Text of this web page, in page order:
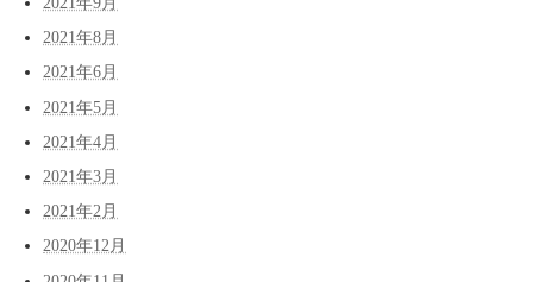
2021年8月
2021年6月
2021年5月
2021年4月
2021年3月
2021年2月
2020年12月